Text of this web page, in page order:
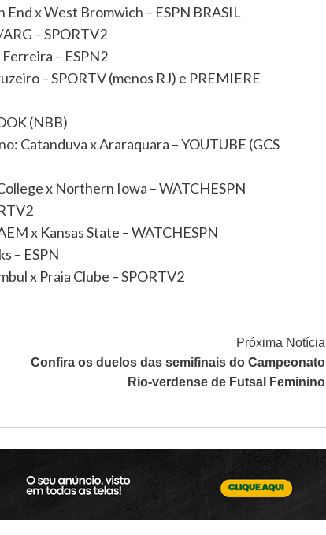
x West Bromwich – ESPN BRASIL
– SPORTV2
– ESPN2
– SPORTV (menos RJ) e PREMIERE
(NBB)
Catanduva x Araraquara – YOUTUBE (GCS
x Northern Iowa – WATCHESPN
x Kansas State – WATCHESPN
– ESPN
x Praia Clube – SPORTV2
Próxima Notícia
Confira os duelos das semifinais do Campeonato
Rio-verdense de Futsal Feminino